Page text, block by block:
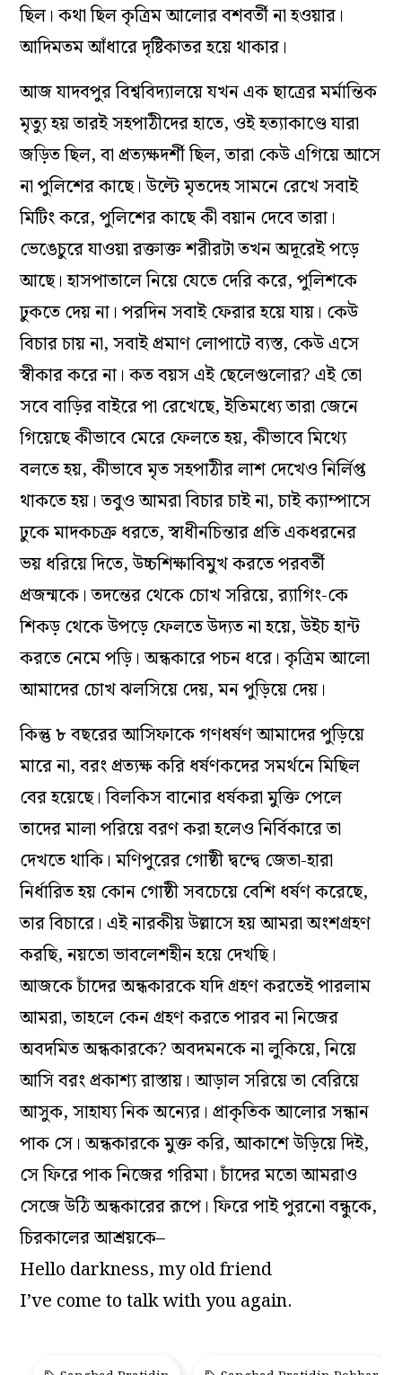
ছিল। কথা ছিল কৃত্রিম আলোর বশবর্তী না হওয়ার।
আদিমতম আঁধারে দৃষ্টিকাতর হয়ে থাকার।
আজ যাদবপুর বিশ্ববিদ‌্যালয়ে যখন এক ছাত্রের মর্মান্তিক
মৃত‌্যু হয় তারই সহপাঠীদের হাতে, ওই হত‌্যাকাণ্ডে যারা
জড়িত ছিল, বা প্রত‌্যক্ষদর্শী ছিল, তারা কেউ এগিয়ে আসে
না পুলিশের কাছে। উল্টে মৃতদেহ সামনে রেখে সবাই
মিটিং করে, পুলিশের কাছে কী বয়ান দেবে তারা।
ভেঙেচুরে যাওয়া রক্তাক্ত শরীরটা তখন অদূরেই পড়ে
আছে। হাসপাতালে নিয়ে যেতে দেরি করে, পুলিশকে
ঢুকতে দেয় না। পরদিন সবাই ফেরার হয়ে যায়। কেউ
বিচার চায় না, সবাই প্রমাণ লোপাটে ব‌্যস্ত, কেউ এসে
স্বীকার করে না। কত বয়স এই ছেলেগুলোর? এই তো
সবে বাড়ির বাইরে পা রেখেছে, ইতিমধ‌্যে তারা জেনে
গিয়েছে কীভাবে মেরে ফেলতে হয়, কীভাবে মিথ‌্যে
বলতে হয়, কীভাবে মৃত সহপাঠীর লাশ দেখেও নির্লিপ্ত
থাকতে হয়। তবুও আমরা বিচার চাই না, চাই ক‌্যাম্পাসে
ঢুকে মাদকচক্র ধরতে, স্বাধীনচিন্তার প্রতি একধরনের
ভয় ধরিয়ে দিতে, উচ্চশিক্ষাবিমুখ করতে পরবর্তী
প্রজন্মকে। তদন্তের থেকে চোখ সরিয়ে, র‌্যাগিং-কে
শিকড় থেকে উপড়ে ফেলতে উদ‌্যত না হয়ে, উইচ হান্ট
করতে নেমে পড়ি। অন্ধকারে পচন ধরে। কৃত্রিম আলো
আমাদের চোখ ঝলসিয়ে দেয়, মন পুড়িয়ে দেয়।
কিন্তু ৮ বছরের আসিফাকে গণধর্ষণ আমাদের পুড়িয়ে
মারে না, বরং প্রত‌্যক্ষ‌ করি ধর্ষণকদের সমর্থনে মিছিল
বের হয়েছে। বিলকিস বানোর ধর্ষকরা মুক্তি পেলে
তাদের মালা পরিয়ে বরণ করা হলেও নির্বিকারে তা
দেখতে থাকি। মণিপুরের গোষ্ঠী দ্বন্দ্বে জেতা-হারা
নির্ধারিত হয় কোন গোষ্ঠী সবচেয়ে বেশি ধর্ষণ করেছে,
তার বিচারে। এই নারকীয় উল্লাসে হয় আমরা অংশগ্রহণ
করছি, নয়তো ভাবলেশহীন হয়ে দেখছি।
আজকে চাঁদের অন্ধকারকে যদি গ্রহণ করতেই পারলাম
আমরা, তাহলে কেন গ্রহণ করতে পারব না নিজের
অবদমিত অন্ধকারকে? অবদমনকে না লুকিয়ে, নিয়ে
আসি বরং প্রকাশ‌্য রাস্তায়। আড়াল সরিয়ে তা বেরিয়ে
আসুক, সাহায‌্য নিক অন‌্যের। প্রাকৃতিক আলোর সন্ধান
পাক সে। অন্ধকারকে মুক্ত করি, আকাশে উড়িয়ে দিই,
সে ফিরে পাক নিজের গরিমা। চাঁদের মতো আমরাও
সেজে উঠি অন্ধকারের রূপে। ফিরে পাই পুরনো বন্ধুকে,
চিরকালের আশ্রয়কে–
Hello darkness, my old friend
I’ve come to talk with you again.